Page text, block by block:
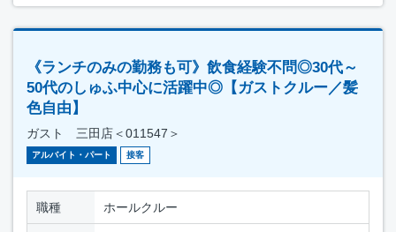
《ランチのみの勤務も可》飲食経験不問◎30代～
50代のしゅふ中心に活躍中◎【ガストクルー／髪
色自由】
ガスト 三田店＜011547＞
アルバイト・パート 接客
職種 ホールクルー